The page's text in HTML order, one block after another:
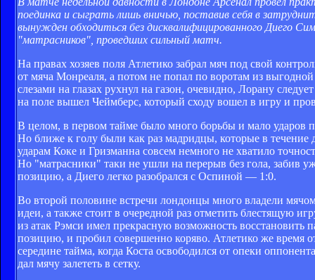
поединка и сыграть лишь вничью, поставив себя в
вынужден обходиться без дисквалифицированного Диего
"матрасников", проведших сильный матч.
На правах хозяев поля Атлетико забрал мяч под свой
от мяча Монреаля, а потом не попал по воротам из
слезами на глазах рухнул на газон, очевидно, Лорану
на поле вышел Чеймберс, который сходу вошел в игру и
В целом, в первом тайме было много борьбы и мало ударов
Но ближе к голу были как раз мадридцы, которые в
ударам Коке и Гризманна совсем немного не хватило
Но "матрасники" таки не ушли на перерыв без гола, забив
позицию, а Диего легко разобрался с Оспиной — 1:0.
Во второй половине встречи лондонцы много владели
идеи, а также стоит в очередной раз отметить блестящую
из атак Рэмси имел прекрасную возможность
позицию, и пробил совершенно коряво. Атлетико же время
середине тайма, когда Коста освободился от опеки
дал мячу залететь в сетку.